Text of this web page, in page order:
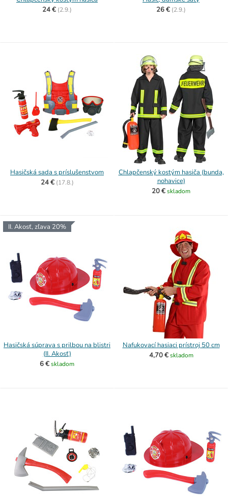
24 € (2.9.)
26 € (2.9.)
Hasičská sada s príslušenstvom
24 € (17.8.)
Chlapčenský kostým hasiča (bunda,
nohavice)
20 €skladom
II. Akosť, zľava 20%
Hasičská súprava s prilbou na blistri
(II. Akosť)
6 €skladom
Nafukovací hasiaci prístroj 50 cm
4,70 € skladom